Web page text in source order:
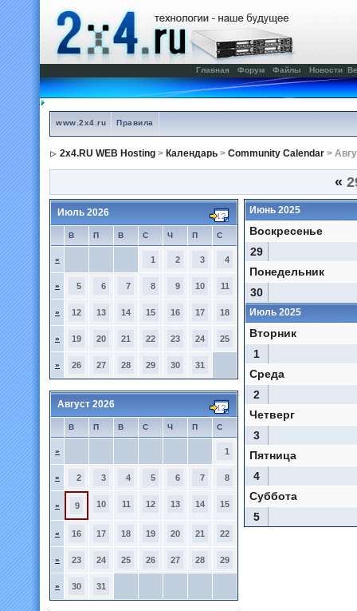
Главная Форум Файлы Новости
www.2x4.ru Правила
2x4.RU WEB Hosting > Календарь > Community Calendar >
«
Июль 2026
В П В С Ч П С
» 1 2 3 4
» 5 6 7 8 9 10 11
» 12 13 14 15 16 17 18
» 19 20 21 22 23 24 25
» 26 27 28 29 30 31
Август 2026
В П В С Ч П С
» 1
» 2 3 4 5 6 7 8
» 9 10 11 12 13 14 15
» 16 17 18 19 20 21 22
» 23 24 25 26 27 28 29
» 30 31
Июнь 2025
Воскресенье
29
Понедельник
30
Июль 2025
Вторник
1
Среда
2
Четверг
3
Пятница
4
Суббота
5